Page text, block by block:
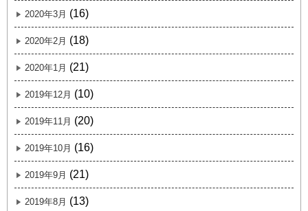
2020年3月 (16)
2020年2月 (18)
2020年1月 (21)
2019年12月 (10)
2019年11月 (20)
2019年10月 (16)
2019年9月 (21)
2019年8月 (13)